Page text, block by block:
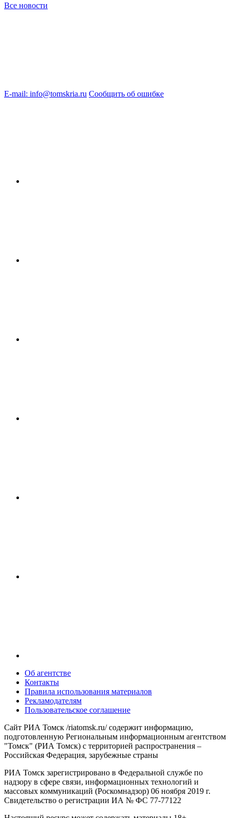
Все новости
E-mail: info@tomskria.ru Сообщить об ошибке
Об агентстве
Контакты
Правила использования материалов
Рекламодателям
Пользовательское соглашение
Сайт РИА Томск /riatomsk.ru/ содержит информацию,
подготовленную Региональным информационным агентством
"Томск" (РИА Томск) с территорией распространения –
Российская Федерация, зарубежные страны
РИА Томск зарегистрировано в Федеральной службе по
надзору в сфере связи, информационных технологий и
массовых коммуникаций (Роскомнадзор) 06 ноября 2019 г.
Свидетельство о регистрации ИА № ФС 77-77122